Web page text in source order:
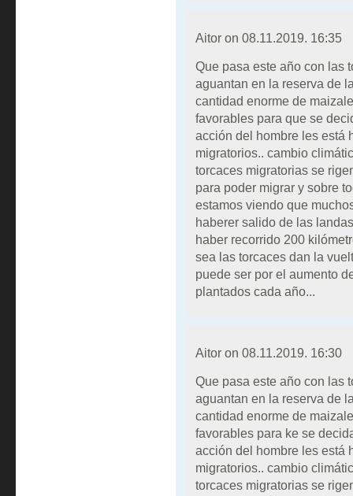
Aitor on 08.11.2019. 16:35
Que pasa este año con las
aguantan en la reserva de
cantidad enorme de
favorables para que se
acción del hombre les está
migratorios.. cambio
torcaces migratorias se
para poder migrar y sobre
estamos viendo que
haberer salido de las
haber recorrido 200
sea las torcaces dan la
puede ser por el aumento
plantados cada año...
Aitor on 08.11.2019. 16:30
Que pasa este año con las
aguantan en la reserva de
cantidad enorme de
favorables para ke se
acción del hombre les está
migratorios.. cambio
torcaces migratorias se